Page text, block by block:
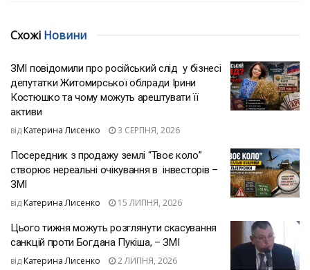
Схожі Новини
ЗМІ повідомили про російський слід у бізнесі
депутатки Житомирської облради Ірини
Костюшко та чому можуть арештувати її
активи
від Катерина Лисенко 3 СЕРПНЯ, 2026
Посередник з продажу землі “Твоє коло”
створює нереальні очікування в інвесторів –
ЗМІ
від Катерина Лисенко 15 ЛИПНЯ, 2026
Цього тижня можуть розглянути скасування
санкцій проти Богдана Пукіша, – ЗМІ
від Катерина Лисенко 2 ЛИПНЯ, 2026